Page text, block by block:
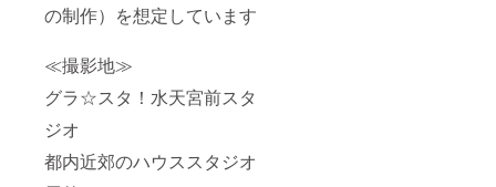
の制作）を想定しています
≪撮影地≫
グラ☆スタ！水天宮前スタ
ジオ
都内近郊のハウススタジオ